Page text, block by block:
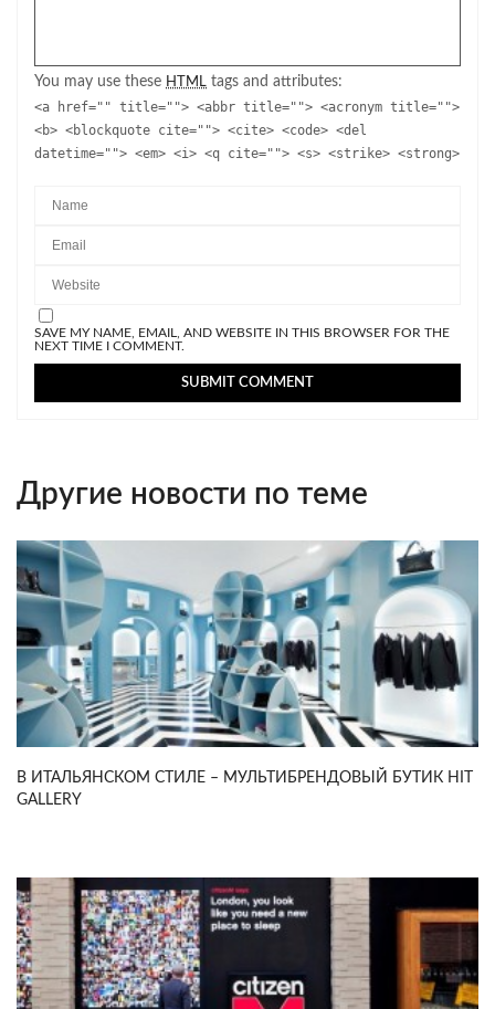
You may use these HTML tags and attributes:
<a href="" title=""> <abbr title=""> <acronym title="">
<b> <blockquote cite=""> <cite> <code> <del
datetime=""> <em> <i> <q cite=""> <s> <strike> <strong>
SAVE MY NAME, EMAIL, AND WEBSITE IN THIS BROWSER FOR THE
NEXT TIME I COMMENT.
Другие новости по теме
В ИТАЛЬЯНСКОМ СТИЛЕ – МУЛЬТИБРЕНДОВЫЙ БУТИК HIT
GALLERY